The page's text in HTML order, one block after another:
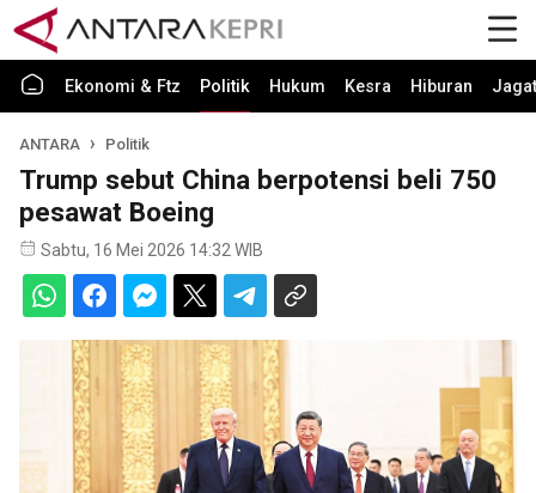
Ekonomi & Ftz Politik Hukum Kesra Hiburan Jagat
ANTARA Politik
Trump sebut China berpotensi beli 750
pesawat Boeing
Sabtu, 16 Mei 2026 14:32 WIB